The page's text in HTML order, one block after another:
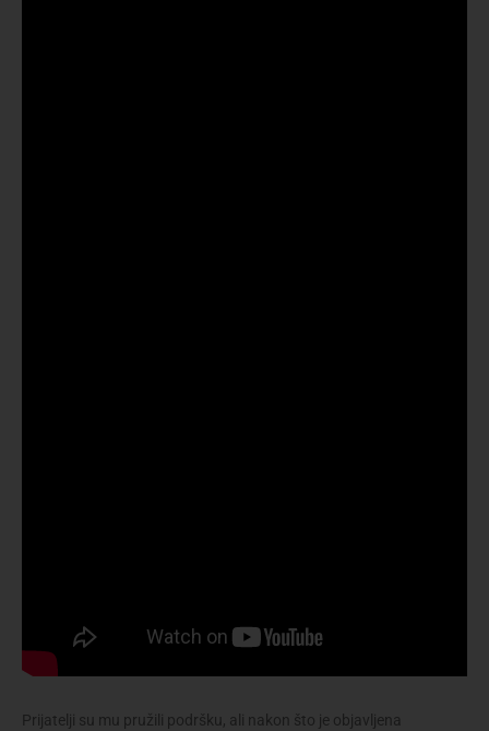
Prijatelji su mu pružili podršku, ali nakon što je objavljena